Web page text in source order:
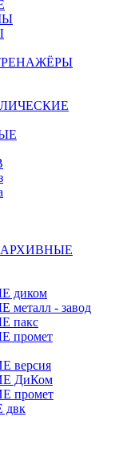
диком
- завод
пакс
ДиКом